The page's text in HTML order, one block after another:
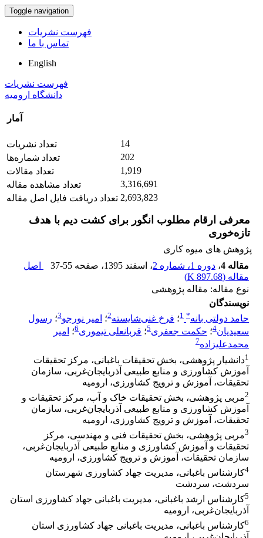
Toggle navigation
فهرست نشریات
تماس با ما
English
فهرست نشریات
دانشگاه ارومیه
آمار
تعداد نشریات
14
تعداد شماره‌ها
202
تعداد مقالات
1,919
تعداد مشاهده مقاله
3,316,691
تعداد دریافت فایل اصل مقاله 2,693,823
معرفی ارقام مطلوب انگور برای کشت دیم با هدف
تازه‌خوری
پژوهش های میوه کاری
مقاله 4
، دوره 1، شماره 2 ، اسفند 1395 ، صفحه 37-55
اصل
مقاله (897.68 K
)
نوع مقاله: مقاله پژوهشی
نویسندگان
حامد دولتی بانه*
1؛ فرخ غنی‌شایسته2؛ امیر نورجو3؛ رسول
سعیدیان4؛ حکمت جعفری5؛ قربانعلی تیموری6؛ امیر
محمد‌علیزاده7
1دانشیار پژوهشی، بخش تحقیقات باغبانی، مرکز تحقیقات
آموزش کشاورزی و منابع طبیعی آذربایجان‌غربی، سازمان
تحقیقات، آموزش و ترویج کشاورزی، ارومیه
2مربی پژوهشی، بخش تحقیقات خاک و آب، مرکز تحقیقات و
آموزش کشاورزی و منابع طبیعی آذربایجان‌غربی، سازمان
تحقیقات، آموزش و ترویج کشاورزی، ارومیه
3مربی پژوهشی، بخش تحقیقات فنی و مهندسی، مرکز
تحقیقات و آموزش کشاورزی و منابع طبیعی آذربایجان‌غربی،
سازمان تحقیقات، آموزش و ترویج کشاورزی، ارومیه
4کارشناس باغبانی، مدیریت جهاد کشاورزی شهرستان
سردشت، سردشت
5کارشناس ارشد باغبانی، مدیریت باغبانی جهاد کشاورزی استان
آذربایجان‌غربی، ارومیه
6کارشناس باغبانی، مدیریت باغبانی جهاد کشاورزی استان